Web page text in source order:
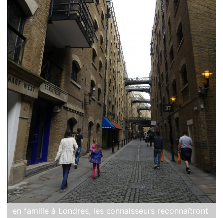
en famille à Londres, les connaisseurs reconnaîtront